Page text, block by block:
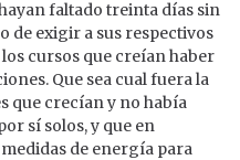
faltado treinta días sin
de exigir a sus respectivos
cursos que creían haber
Que sea cual fuera la
que crecían y no había
sí solos, y que en
de energía para